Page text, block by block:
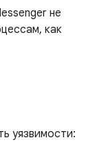
не
как
уязвимости: